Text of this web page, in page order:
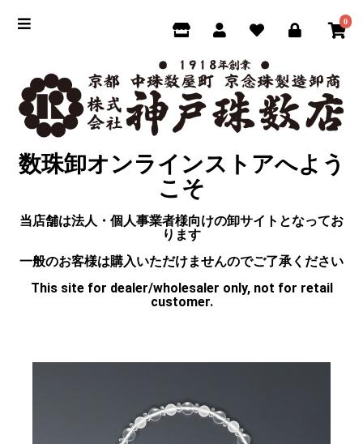
0
数珠卸オンラインストアへよう
こそ
当店舗は法人・個人事業者様向けの卸サイトとなってお
ります
一般のお客様は購入いただけませんのでご了承ください
This site for dealer/wholesaler only, not for retail
customer.